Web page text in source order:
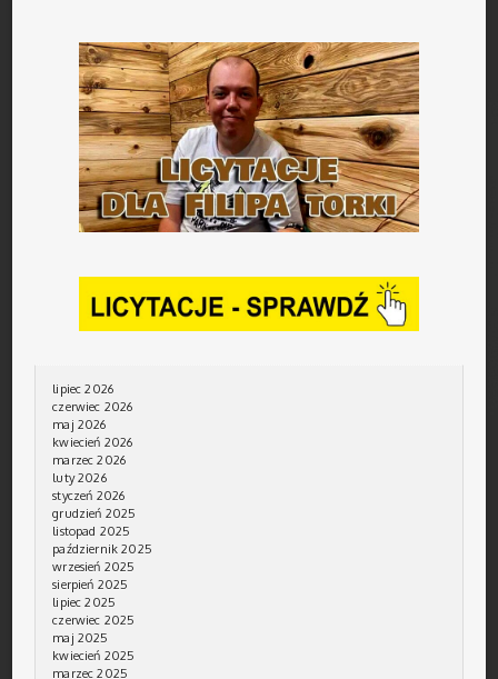
lipiec 2026
czerwiec 2026
maj 2026
kwiecień 2026
marzec 2026
luty 2026
styczeń 2026
grudzień 2025
listopad 2025
październik 2025
wrzesień 2025
sierpień 2025
lipiec 2025
czerwiec 2025
maj 2025
kwiecień 2025
marzec 2025